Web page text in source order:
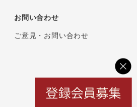
お問い合わせ
ご意見・お問い合わせ